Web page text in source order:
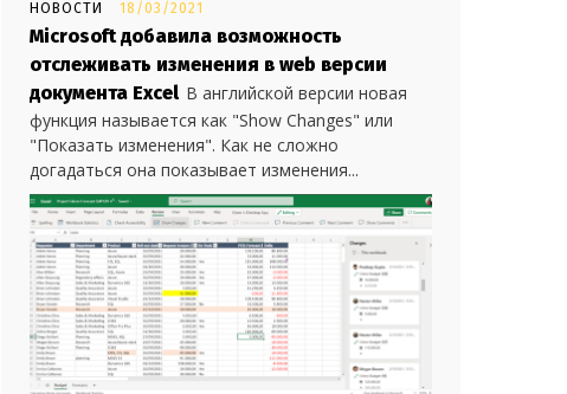
НОВОСТИ 18/03/2021
Microsoft добавила возможность
отслеживать изменения в web версии
документа Excel В английской версии новая
функция называется как "Show Changes" или
"Показать изменения". Как не сложно
догадаться она показывает изменения...